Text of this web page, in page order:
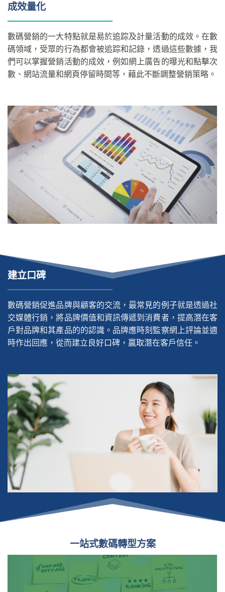
成效量化
數碼營銷的一大特點就是易於追踪及計量活動的成效。在數
碼領域，受眾的行為都會被追踪和記錄，透過這些數據，我
們可以掌握營銷活動的成效，例如網上廣告的曝光和點擊次
數、網站流量和網頁停留時間等，藉此不斷調整營銷策略。
建立口碑
數碼營銷促進品牌與顧客的交流，最常見的例子就是透過社
交媒體行銷，將品牌價值和資訊傳遞到消費者，提高潛在客
戶對品牌和其產品的的認識。品牌應時刻監察網上評論並適
時作出回應，從而建立良好口碑，贏取潛在客戶信任。
一站式數碼轉型方案